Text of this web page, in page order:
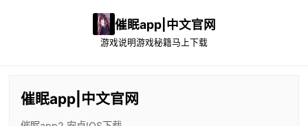
催眠app|中文官网
游戏说明游戏秘籍马上下载
催眠app|中文官网